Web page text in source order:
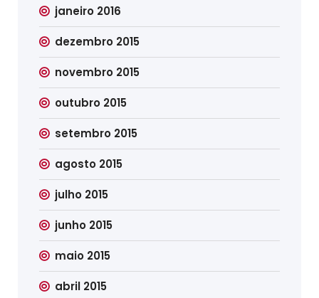
janeiro 2016
dezembro 2015
novembro 2015
outubro 2015
setembro 2015
agosto 2015
julho 2015
junho 2015
maio 2015
abril 2015